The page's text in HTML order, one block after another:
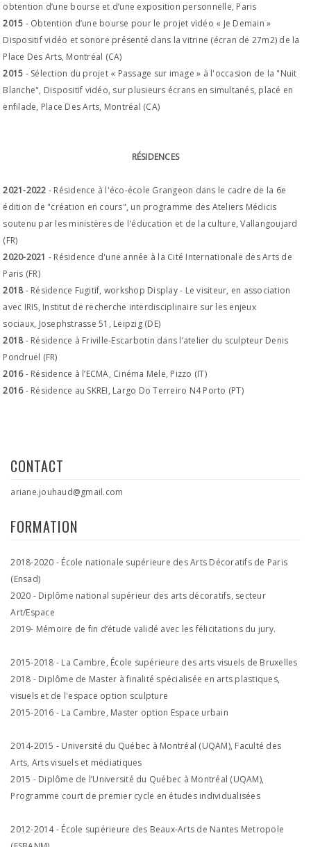
obtention d’une bourse et d’une exposition personnelle, Paris
2015 - Obtention d’une bourse pour le projet vidéo « Je Demain »
Dispositif vidéo et sonore présenté dans la vitrine (écran de 27m2) de la
Place Des Arts, Montréal (CA)
2015 - Sélection du projet « Passage sur image » à l'occasion de la "Nuit
Blanche", Dispositif vidéo, sur plusieurs écrans en simultanés, placé en
enfilade, Place Des Arts, Montréal (CA)
RÉSIDENCES
2021-2022 - Résidence à l'éco-école Grangeon dans le cadre de la 6e
édition de "création en cours", un programme des Ateliers Médicis
soutenu par les ministères de l'éducation et de la culture, Vallangoujard
(FR)
2020-2021 - Résidence d'une année à la Cité Internationale des Arts de
Paris (FR)
2018- Résidence Fugitif, workshop Display - Le visiteur, en association
avec IRIS, Institut de recherche interdisciplinaire sur les enjeux
sociaux, Josephstrasse 51, Leipzig (DE)
2018- Résidence à Friville-Escarbotin dans l’atelier du sculpteur Denis
Pondruel (FR)
2016- Résidence à l’ECMA, Cinéma Mele, Pizzo (IT)
2016- Résidence au SKREI, Largo Do Terreiro N4 Porto (PT)
CONTACT
ariane.jouhaud@gmail.com
FORMATION
2018-2020 - École nationale supérieure des Arts Décoratifs de Paris
(Ensad)
2020 - Diplôme national supérieur des arts décoratifs, secteur
Art/Espace
2019- Mémoire de fin d’étude validé avec les félicitations du jury.
2015-2018 - La Cambre, École supérieure des arts visuels de Bruxelles
2018 - Diplôme de Master à finalité spécialisée en arts plastiques,
visuels et de l'espace option sculpture
2015-2016 - La Cambre, Master option Espace urbain
2014-2015 - Université du Québec à Montréal (UQAM), Faculté des
Arts, Arts visuels et médiatiques
2015 - Diplôme de l’Université du Québec à Montréal (UQAM),
Programme court de premier cycle en études individualisées
2012-2014 - École supérieure des Beaux-Arts de Nantes Metropole